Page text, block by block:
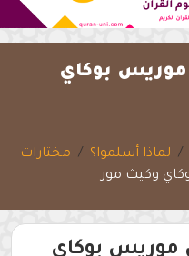
بوكاي
لماذا أسلموا؟
مختارات
وكيث مور
موريس بوكاي